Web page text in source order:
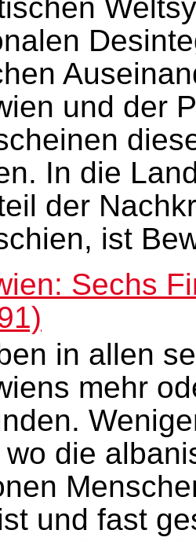
und der
In die
der
ist
Sechs
in allen
mehr
die
und fast